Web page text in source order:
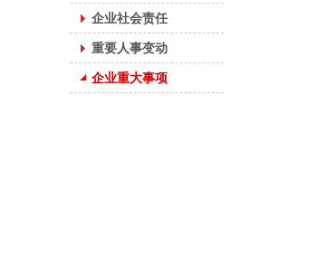
企业社会责任
重要人事变动
企业重大事项